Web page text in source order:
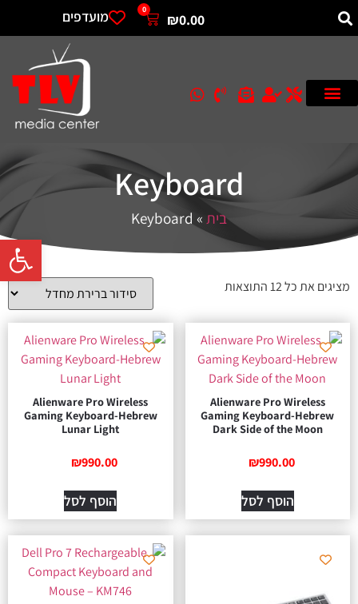
פתח
₪0.00
0 מועדפים
Keyboard
בית»
Keyboard
מציגים את כל ⁦12⁩ התוצאות
Alienware Pro Wireless
Gaming Keyboard-Hebrew
Dark Side of the Moon
₪990.00
הוסף לסל
Alienware Pro Wireless
Gaming Keyboard-Hebrew
Lunar Light
₪990.00
הוסף לסל